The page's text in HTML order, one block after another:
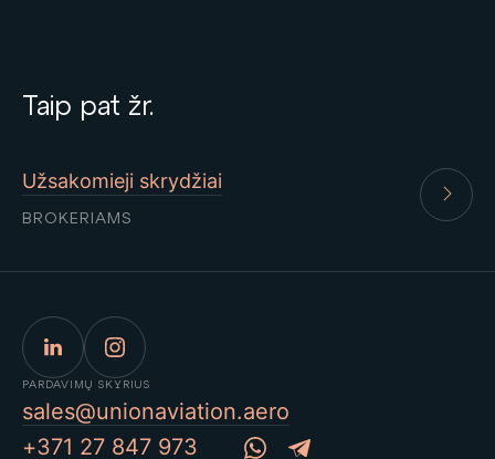
Taip pat žr.
Užsakomieji skrydžiai
BROKERIAMS
PARDAVIMŲ SKYRIUS
sales@unionaviation.aero
+371 27 847 973